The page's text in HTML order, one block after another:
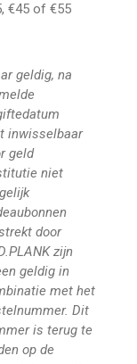
€45 of €55
geldig, na
inwisselbaar
geld
niet
door
zijn
geldig in
met het
Dit
is terug te
op de